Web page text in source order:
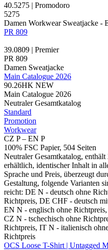
40.5275 | Promodoro
5275
Damen Workwear Sweatjacke -
PR 809
39.0809 | Premier
PR 809
Damen Sweatjacke
Main Catalogue 2026
90.26HK NEW
Main Catalogue 2026
Neutraler Gesamtkatalog
Standard
Promotion
Workwear
CZ P – EN P
100% FSC Papier, 504 Seiten
Neutraler Gesamtkatalog,
erhältlich, identischer Inhalt in
Sprache und Preis, überzeugt
Gestaltung, folgende Varianten
reicht: DE N - deutsch ohne
Richtpreis, DE CHF - deutsch
EN N - englisch ohne
CZ N - tschechisch ohne
Richtpreis, IT N - italienisch
Richtpreis
OCS Loose T-Shirt | Untagged